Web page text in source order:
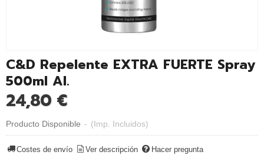
C&D Repelente EXTRA FUERTE Spray
500ml Al.
24,80 €
Producto Disponible - (Imp. Incluidos)
Costes de envío Ver descripción Hacer pregunta